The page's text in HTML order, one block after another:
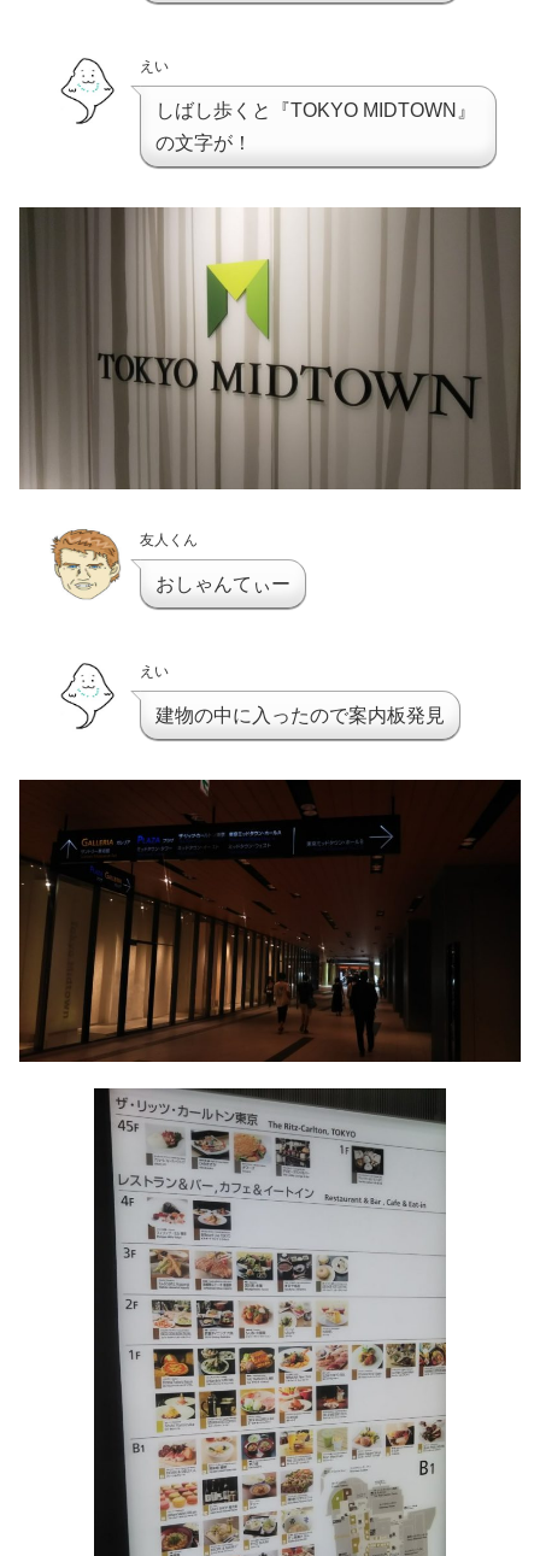
えい
しばし歩くと『TOKYO MIDTOWN』
の文字が！
友人くん
おしゃんてぃー
えい
建物の中に入ったので案内板発見